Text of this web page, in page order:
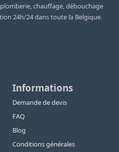
chauffage, débouchage
24h/24 dans toute la Belgique.
Informations
Demande de devis
FAQ
Blog
Conditions générales